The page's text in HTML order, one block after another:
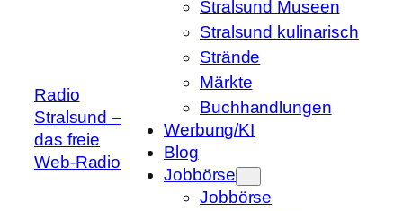
Radio
Stralsund –
das freie
Web-Radio
Stralsund Museen
Stralsund kulinarisch
Strände
Märkte
Buchhandlungen
Werbung/KI
Blog
Jobbörse
Jobbörse